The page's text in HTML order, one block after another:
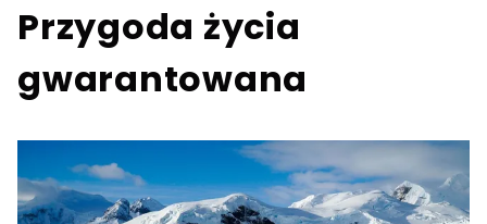
Przygoda życia
gwarantowana